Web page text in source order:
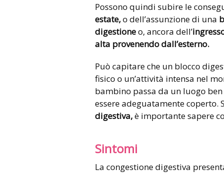
Possono quindi subire le
estate,o dell’assunzione di una
digestioneo, ancora dell’
alta provenendo dall’esterno.
Può capitare che un blocco
fisico o un’attività intensa nel
bambino passa da un luogo
essere adeguatamente coperto.
digestiva,è importante sapere
Sintomi
La congestione digestiva